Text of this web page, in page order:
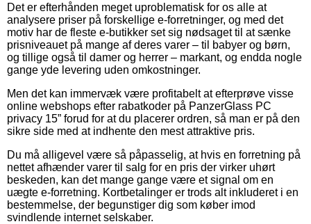
Det er efterhånden meget uproblematisk for os alle at
analysere priser på forskellige e-forretninger, og med det
motiv har de fleste e-butikker set sig nødsaget til at sænke
prisniveauet på mange af deres varer – til babyer og børn,
og tillige også til damer og herrer – markant, og endda nogle
gange yde levering uden omkostninger.
Men det kan immervæk være profitabelt at efterprøve visse
online webshops efter rabatkoder på PanzerGlass PC
privacy 15” forud for at du placerer ordren, så man er på den
sikre side med at indhente den mest attraktive pris.
Du må alligevel være så påpasselig, at hvis en forretning på
nettet afhænder varer til salg for en pris der virker uhørt
beskeden, kan det mange gange være et signal om en
uægte e-forretning. Kortbetalinger er trods alt inkluderet i en
bestemmelse, der begunstiger dig som køber imod
svindlende internet selskaber.